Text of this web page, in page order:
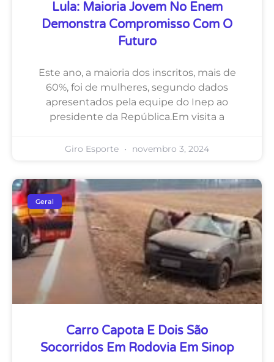
Lula: Maioria Jovem No Enem
Demonstra Compromisso Com O
Futuro
Este ano, a maioria dos inscritos, mais de
60%, foi de mulheres, segundo dados
apresentados pela equipe do Inep ao
presidente da República.Em visita a
Giro Esporte novembro 3, 2024
Geral
Carro Capota E Dois São
Socorridos Em Rodovia Em Sinop